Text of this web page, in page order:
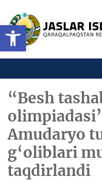
Open toolbar
content
Ózbekstan
“Besh
Amudaryo
g‘oliblari
taqdirlandi